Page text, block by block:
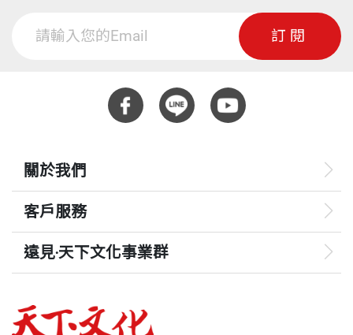
訂閱
關於我們
客戶服務
遠見‧天下文化事業群
哈佛商業評論